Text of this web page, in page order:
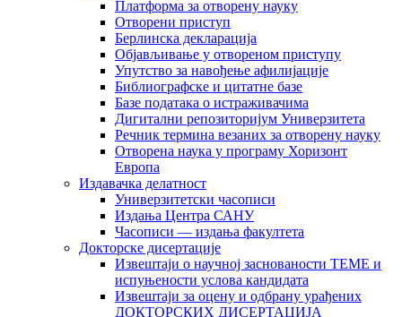
Платформа за отворену науку
Отворени приступ
Берлинска декларација
Објављивање у отвореном приступу
Упутство за навођење афилијације
Библиографске и цитатне базе
Базе података о истраживачима
Дигитални репозиторијум Универзитета
Рeчник термина везаних за отворену науку
Отворена наука у програму Хоризонт
Европа
Издавачка делатност
Универзитетски часописи
Издања Центра САНУ
Часописи — издања факултета
Докторске дисертације
Извештаји о научној заснованости ТЕМЕ и
испуњености услова кандидата
Извештаји за оцену и одбрану урађених
ДОКТОРСКИХ ДИСЕРТАЦИЈА